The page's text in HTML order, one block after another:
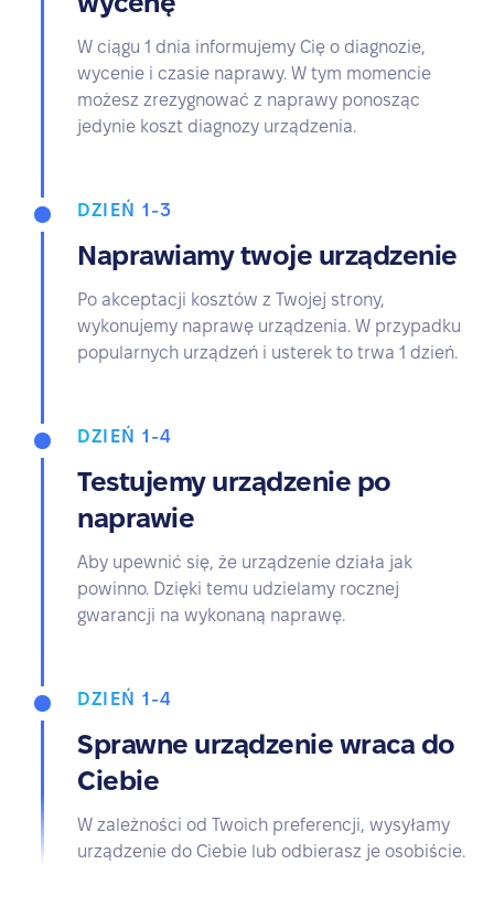
W ciągu 1 dnia informujemy Cię o diagnozie,
wycenie i czasie naprawy. W tym momencie
możesz zrezygnować z naprawy ponosząc
jedynie koszt diagnozy urządzenia.
DZIEŃ 1-3
Naprawiamy twoje urządzenie
Po akceptacji kosztów z Twojej strony,
wykonujemy naprawę urządzenia. W przypadku
popularnych urządzeń i usterek to trwa 1 dzień.
DZIEŃ 1-4
Testujemy urządzenie po
naprawie
Aby upewnić się, że urządzenie działa jak
powinno. Dzięki temu udzielamy rocznej
gwarancji na wykonaną naprawę.
DZIEŃ 1-4
Sprawne urządzenie wraca do
Ciebie
W zależności od Twoich preferencji, wysyłamy
urządzenie do Ciebie lub odbierasz je osobiście.